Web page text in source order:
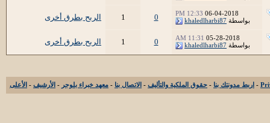
06-04-2018
12:33 PM
بواسطة khaledlharbi87
0
1 الربح بطرق أخرى
05-28-2018
11:31 AM
بواسطة khaledlharbi87
0
1 الربح بطرق أخرى
- اربط مدونتك بنا - حقوق الملكية والتأليف - الاتصال بنا - معهد خبراء بلوجر - الأرشيف - الأعلى